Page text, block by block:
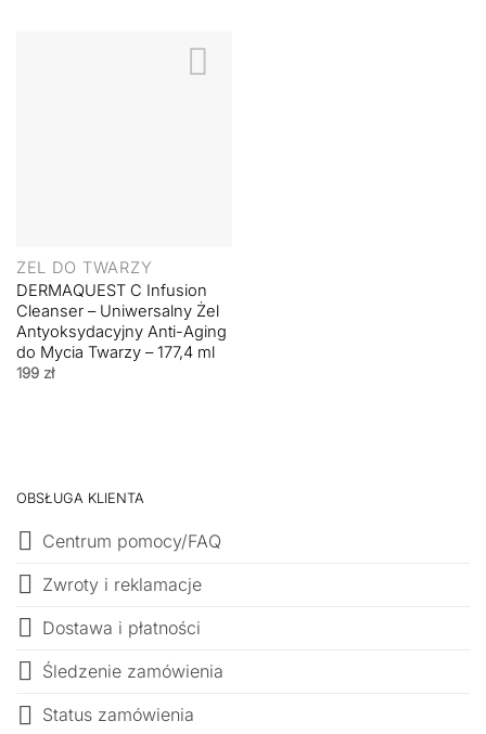
ŻEL DO TWARZY
DERMAQUEST C Infusion
Cleanser – Uniwersalny Żel
Antyoksydacyjny Anti-Aging
do Mycia Twarzy – 177,4 ml
199 zł
OBSŁUGA KLIENTA
Centrum pomocy/FAQ
Zwroty i reklamacje
Dostawa i płatności
Śledzenie zamówienia
Status zamówienia